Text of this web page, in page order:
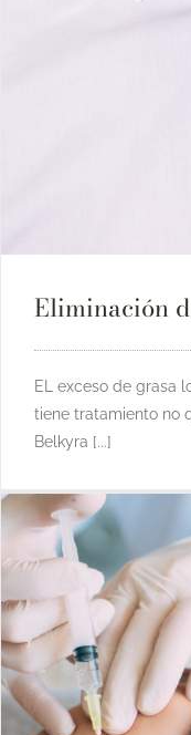
Eliminación
EL exceso de grasa
tiene tratamiento no
Belkyra [...]